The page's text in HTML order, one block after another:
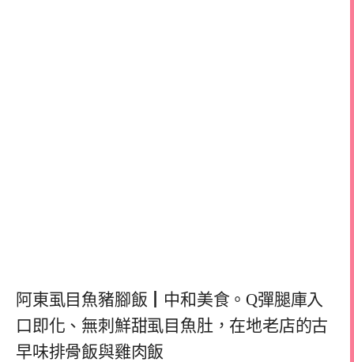
阿東虱目魚豬腳飯┃中和美食。Q彈腿庫入
口即化、無刺鮮甜虱目魚肚，在地老店的古
早味排骨飯與雞肉飯